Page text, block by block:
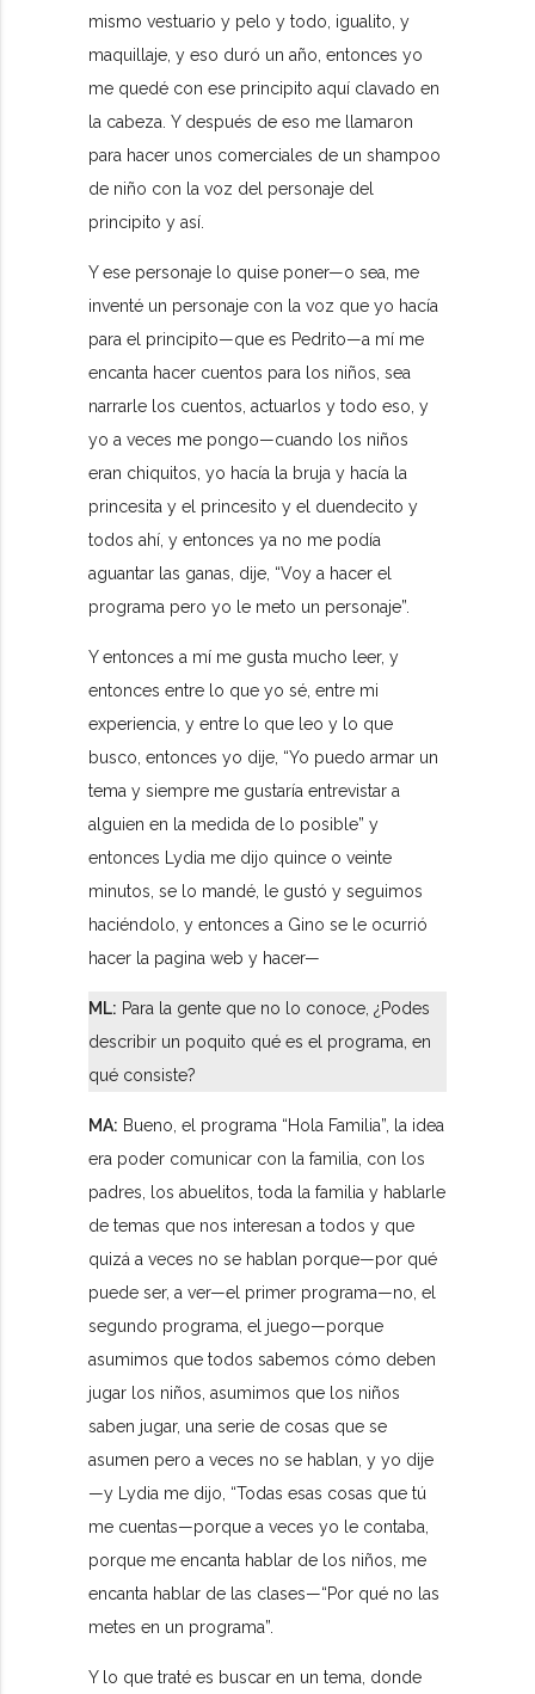
mismo vestuario y pelo y todo, igualito, y
maquillaje, y eso duró un año, entonces yo
me quedé con ese principito aquí clavado en
la cabeza. Y después de eso me llamaron
para hacer unos comerciales de un shampoo
de niño con la voz del personaje del
principito y así.
Y ese personaje lo quise poner—o sea, me
inventé un personaje con la voz que yo hacía
para el principito—que es Pedrito—a mí me
encanta hacer cuentos para los niños, sea
narrarle los cuentos, actuarlos y todo eso, y
yo a veces me pongo—cuando los niños
eran chiquitos, yo hacía la bruja y hacía la
princesita y el princesito y el duendecito y
todos ahí, y entonces ya no me podía
aguantar las ganas, dije, “Voy a hacer el
programa pero yo le meto un personaje”.
Y entonces a mí me gusta mucho leer, y
entonces entre lo que yo sé, entre mi
experiencia, y entre lo que leo y lo que
busco, entonces yo dije, “Yo puedo armar un
tema y siempre me gustaría entrevistar a
alguien en la medida de lo posible” y
entonces Lydia me dijo quince o veinte
minutos, se lo mandé, le gustó y seguimos
haciéndolo, y entonces a Gino se le ocurrió
hacer la pagina web y hacer—
ML: Para la gente que no lo conoce, ¿Podes
describir un poquito qué es el programa, en
qué consiste?
MA: Bueno, el programa “Hola Familia”, la idea
era poder comunicar con la familia, con los
padres, los abuelitos, toda la familia y hablarle
de temas que nos interesan a todos y que
quizá a veces no se hablan porque—por qué
puede ser, a ver—el primer programa—no, el
segundo programa, el juego—porque
asumimos que todos sabemos cómo deben
jugar los niños, asumimos que los niños
saben jugar, una serie de cosas que se
asumen pero a veces no se hablan, y yo dije
—y Lydia me dijo, “Todas esas cosas que tú
me cuentas—porque a veces yo le contaba,
porque me encanta hablar de los niños, me
encanta hablar de las clases—“Por qué no las
metes en un programa”.
Y lo que traté es buscar en un tema, donde